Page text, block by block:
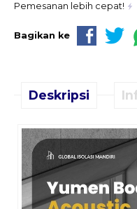
Pemesanan lebih cepat!
Bagikan ke
Deskripsi